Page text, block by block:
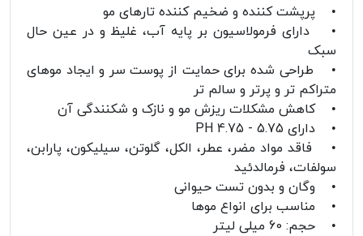
• پرپشت کننده و ضخیم کننده تارهای مو
• دارای فرمولاسیون بر پایه آب، غلیظ و در عین حال
سبک
• طراحی شده برای حمایت از پوست سر و ایجاد موهای
متراکم تر و پرتر و سالم تر
• کاهش مشکلات ریزش مو و نازک و شکنندگی آن
• دارای PH 4.75 - 5.75
• فاقد مواد مضر، عطر، الکل، گلوتن، سیلیکون، پارابن،
سولفات، فرمالدئید
• وگان و بدون تست حیوانی
• مناسب برای انواع موها
• حجم: 60 میلی لیتر